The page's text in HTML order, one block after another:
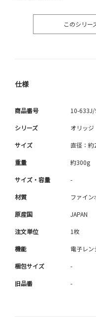
このシリー
仕様
商品番号 10-
シリーズ オリッジ
サイズ 直径：
重量 約300g
サイズ・容量 -
材質 ファイン
原産国 JAPAN
注文単位 1枚
機能 電子レ
梱包サイズ -
旧品番 -